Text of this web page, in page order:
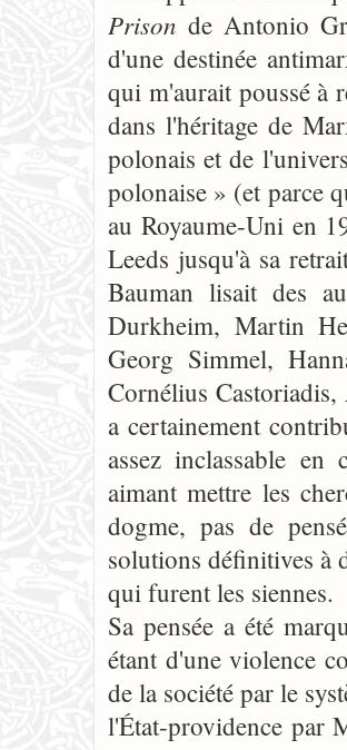
Prison de Antonio
d'une destinée
qui m'aurait poussé à
dans l'héritage de
polonais et de
polonaise » (et parce
au Royaume-Uni en
Leeds jusqu'à sa
Bauman lisait des
Durkheim, Martin
Georg Simmel,
Cornélius
a certainement
assez inclassable
aimant mettre les
dogme, pas de
solutions définitives à
qui furent les siennes.
Sa pensée a été
étant d'une violence
de la société par le
l'État-providence par